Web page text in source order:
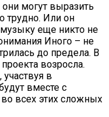
могут выразить
трудно. Или он
еще никто не
Иного – не
до предела. В
возросла.
в
вместе с
во всех этих сложных